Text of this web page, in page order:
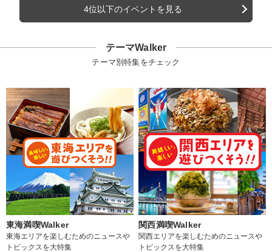
4位以下のイベントを見る
テーマWalker
テーマ別特集をチェック
東海満喫Walker
東海エリアを楽しむためのニュースや
トピックスを大特集
関西満喫Walker
関西エリアを楽しむためのニュースや
トピックスを大特集